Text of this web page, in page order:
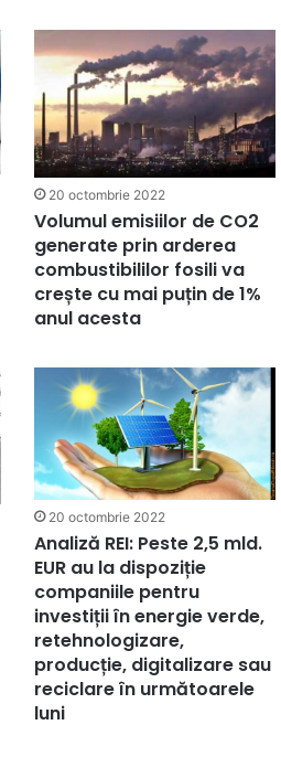
20 octombrie 2022
Volumul emisiilor de CO2
generate prin arderea
combustibililor fosili va
crește cu mai puțin de 1%
anul acesta
20 octombrie 2022
Analiză REI: Peste 2,5 mld.
EUR au la dispoziție
companiile pentru
investiții în energie verde,
retehnologizare,
producție, digitalizare sau
reciclare în următoarele
luni